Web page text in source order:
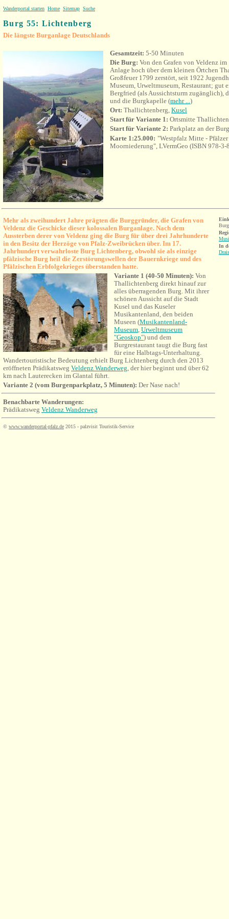
Wanderportal starten Home Sitemap Suche
Burg 55: Lichtenberg
Die längste Burganlage Deutschlands
Gesamtzeit: 5-50 Minuten
Die Burg: Von den Grafen von Veldenz
Anlage hoch über dem kleinen Örtchen
Großfeuer 1799 zerstört, seit 1922
Museum, Urweltmuseum, Restaurant; gut
Bergfried (als Aussichtsturm zugänglich),
und die Burgkapelle (mehr ...)
Ort: Thallichtenberg, Kusel
Start für Variante 1: Ortsmitte
Start für Variante 2: Parkplatz an der
Karte 1:25.000: "Westpfalz Mitte - Pfälzer
Moorniederung", LVermGeo (ISBN 978-3-
Mehr als zweihundert Jahre prägten die Burggründer, die Grafen von
Veldenz die Geschicke dieser kolossalen Burganlage. Nach dem
Aussterben derer von Veldenz ging die Burg für über drei Jahrhunderte
in den Besitz der Herzöge von Pfalz-Zweibrücken über. Im 17.
Jahrhundert verwahrloste Burg Lichtenberg, obwohl sie als einzige
pfälzische Burg heil die Zerstörungswellen der Bauernkriege und des
Pfälzischen Erbfolgekrieges überstanden hatte.
Variante 1 (40-50 Minuten): Von
Thallichtenberg direkt hinauf zur
alles überragenden Burg. Mit ihrer
schönen Aussicht auf die Stadt
Kusel und das Kuseler
Musikantenland, den beiden
Museen (Musikantenland-
Museum, Urweltmuseum
"Geoskop") und dem
Burgrestaurant taugt die Burg fast
für eine Halbtags-Unterhaltung.
Wandertouristische Bedeutung erhielt Burg Lichtenberg durch den 2013
eröffneten Prädikatsweg Veldenz Wanderweg, der hier beginnt und über 62
km nach Lauterecken im Glantal führt.
Variante 2 (vom Burgenparkplatz, 5 Minuten): Der Nase nach!
Benachbarte Wanderungen:
Prädikatsweg Veldenz Wanderweg
© www.wanderportal-pfalz.de 2015 - palzvisit Touristik-Service
In